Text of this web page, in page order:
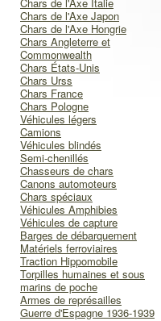
Chars de l'Axe Japon
Chars de l'Axe Hongrie
Chars Angleterre et
Commonwealth
Chars États-Unis
Chars Urss
Chars France
Chars Pologne
Véhicules légers
Camions
Véhicules blindés
Semi-chenillés
Chasseurs de chars
Canons automoteurs
Chars spéciaux
Véhicules Amphibies
Véhicules de capture
Barges de débarquement
Matériels ferroviaires
Traction Hippomobile
Torpilles humaines et sous
marins de poche
Armes de représailles
Guerre d'Espagne 1936-1939